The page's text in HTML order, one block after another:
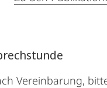
Vereinbarung,